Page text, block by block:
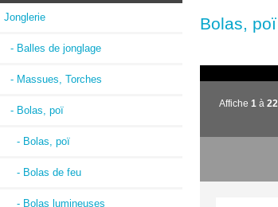
Jonglerie
- Balles de jonglage
- Massues, Torches
- Bolas, poï
- Bolas, poï
- Bolas de feu
- Bolas lumineuses
Bolas, poï
Affiche 1 à 22